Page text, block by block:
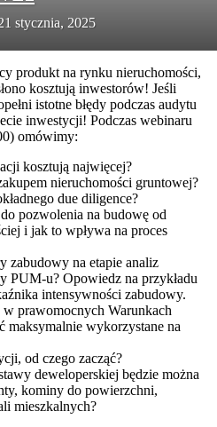
stycznia, 2025
produkt na rynku nieruchomości,
kosztują inwestorów! Jeśli
istotne błędy podczas audytu
inwestycji! Podczas webinaru
omówimy:
kosztują najwięcej?
nieruchomości gruntowej?
due diligence?
pozwolenia na budowę od
i jak to wpływa na proces
zabudowy na etapie analiz
PUM-u? Opowiedz na przykładu
intensywności zabudowy.
w prawomocnych Warunkach
maksymalnie wykorzystane na
od czego zacząć?
deweloperskiej będzie można
kominy do powierzchni,
mieszkalnych?